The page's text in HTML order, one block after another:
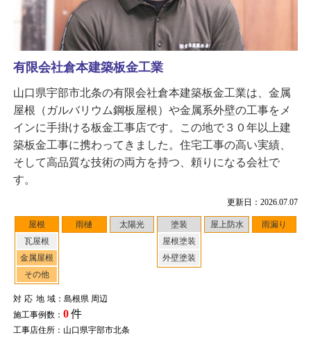
更新日：2026.07.07
屋根
瓦屋根
金属屋根
その他
雨樋 太陽光
塗装
屋根塗装
外壁塗装
屋上防水 雨漏り
対応地域：島根県 周辺
施工事例数： 0件
工事店住所：山口県宇部市北条
有限会社倉本建築板金工業
山口県宇部市北条の有限会社倉本建築板金工業は、金属
屋根（ガルバリウム鋼板屋根）や金属系外壁の工事をメ
インに手掛ける板金工事店です。この地で３０年以上建
築板金工事に携わってきました。住宅工事の高い実績、
そして高品質な技術の両方を持つ、頼りになる会社で
す。